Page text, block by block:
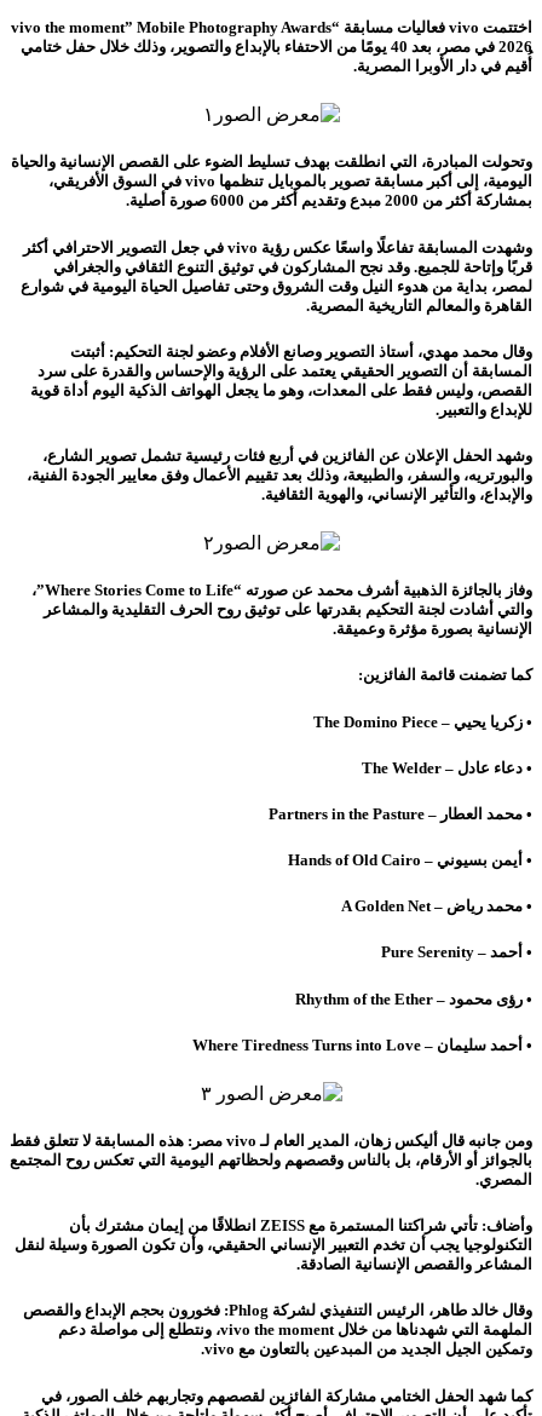
اختتمت vivo فعاليات مسابقة “vivo the moment” Mobile Photography Awards
2026 في مصر، بعد 40 يومًا من الاحتفاء بالإبداع والتصوير، وذلك خلال حفل ختامي
أُقيم في دار الأوبرا المصرية.
وتحولت المبادرة، التي انطلقت بهدف تسليط الضوء على القصص الإنسانية والحياة
اليومية، إلى أكبر مسابقة تصوير بالموبايل تنظمها vivo في السوق الأفريقي،
بمشاركة أكثر من 2000 مبدع وتقديم أكثر من 6000 صورة أصلية.
وشهدت المسابقة تفاعلًا واسعًا عكس رؤية vivo في جعل التصوير الاحترافي أكثر
قربًا وإتاحة للجميع. وقد نجح المشاركون في توثيق التنوع الثقافي والجغرافي
لمصر، بداية من هدوء النيل وقت الشروق وحتى تفاصيل الحياة اليومية في شوارع
القاهرة والمعالم التاريخية المصرية.
وقال محمد مهدي، أستاذ التصوير وصانع الأفلام وعضو لجنة التحكيم: أثبتت
المسابقة أن التصوير الحقيقي يعتمد على الرؤية والإحساس والقدرة على سرد
القصص، وليس فقط على المعدات، وهو ما يجعل الهواتف الذكية اليوم أداة قوية
للإبداع والتعبير.
وشهد الحفل الإعلان عن الفائزين في أربع فئات رئيسية تشمل تصوير الشارع،
والبورتريه، والسفر، والطبيعة، وذلك بعد تقييم الأعمال وفق معايير الجودة الفنية،
والإبداع، والتأثير الإنساني، والهوية الثقافية.
وفاز بالجائزة الذهبية أشرف محمد عن صورته “Where Stories Come to Life”،
والتي أشادت لجنة التحكيم بقدرتها على توثيق روح الحرف التقليدية والمشاعر
الإنسانية بصورة مؤثرة وعميقة.
كما تضمنت قائمة الفائزين:
• زكريا يحيي – The Domino Piece
• دعاء عادل – The Welder
• محمد العطار – Partners in the Pasture
• أيمن بسيوني – Hands of Old Cairo
• محمد رياض – A Golden Net
• أحمد – Pure Serenity
• رؤى محمود – Rhythm of the Ether
• أحمد سليمان – Where Tiredness Turns into Love
ومن جانبه قال أليكس زهان، المدير العام لـ vivo مصر:
هذه المسابقة لا تتعلق فقط
بالجوائز أو الأرقام، بل بالناس وقصصهم ولحظاتهم اليومية التي تعكس روح المجتمع
المصري.
وأضاف:
تأتي شراكتنا المستمرة مع ZEISS انطلاقًا من إيمان مشترك بأن
التكنولوجيا يجب أن تخدم التعبير الإنساني الحقيقي، وأن تكون الصورة وسيلة لنقل
المشاعر والقصص الإنسانية الصادقة.
وقال خالد طاهر، الرئيس التنفيذي لشركة Phlog:
فخورون بحجم الإبداع والقصص
الملهمة التي شهدناها من خلال vivo the moment، ونتطلع إلى مواصلة دعم
وتمكين الجيل الجديد من المبدعين بالتعاون مع vivo.
كما شهد الحفل الختامي مشاركة الفائزين لقصصهم وتجاربهم خلف الصور، في